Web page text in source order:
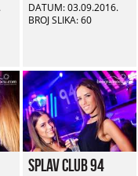
DATUM: 03.09.2016.
BROJ SLIKA: 60
Splav Club 94